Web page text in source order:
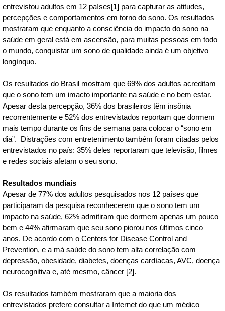
entrevistou adultos em 12 países[1] para capturar as atitudes,
percepções e comportamentos em torno do sono. Os resultados
mostraram que enquanto a consciência do impacto do sono na
saúde em geral está em ascensão, para muitas pessoas em todo
o mundo, conquistar um sono de qualidade ainda é um objetivo
longínquo.
Os resultados do Brasil mostram que 69% dos adultos acreditam
que o sono tem um imacto importante na saúde e no bem estar.
Apesar desta percepção,36% dos brasileiros têm insônia
recorrentemente e 52% dos entrevistados reportam que dormem
mais tempo durante os fins de semana para colocar o “sono em
dia”. Distrações com entretenimento também foram citadas pelos
entrevistados no país: 35% deles reportaram que televisão, filmes
e redes sociais afetam o seu sono.
Resultados mundiais
Apesar de 77% dos adultos pesquisados nos 12 países que
participaram da pesquisa reconhecerem que o sono tem um
impacto na saúde, 62% admitiram que dormem apenas um pouco
bem e 44% afirmaram que seu sono piorou nos últimos cinco
anos. De acordo com o Centers for Disease Control and
Prevention, e a má saúde do sono tem alta correlação com
depressão, obesidade, diabetes, doenças cardíacas, AVC, doença
neurocognitiva e, até mesmo, câncer [2].
Os resultados também mostraram que a maioria dos
entrevistados prefere consultar a Internet do que um médico